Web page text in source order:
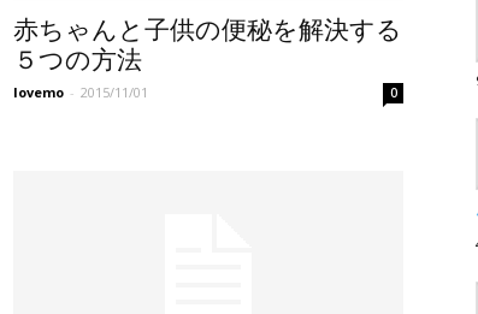
赤ちゃんと子供の便秘を解決する
５つの方法
lovemo - 2015/11/01 0